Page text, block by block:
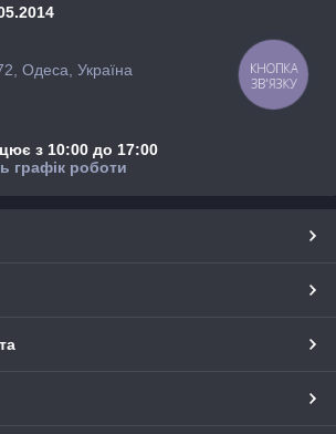
Одеса, Україна
з 10:00 до 17:00
графік роботи
КНОПКА
ЗВ'ЯЗКУ